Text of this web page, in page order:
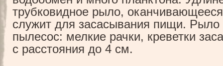
трубковидное рыло,
служит для засасывания пищи. Рыло
пылесос: мелкие рачки, креветки
с расстояния до 4 см.